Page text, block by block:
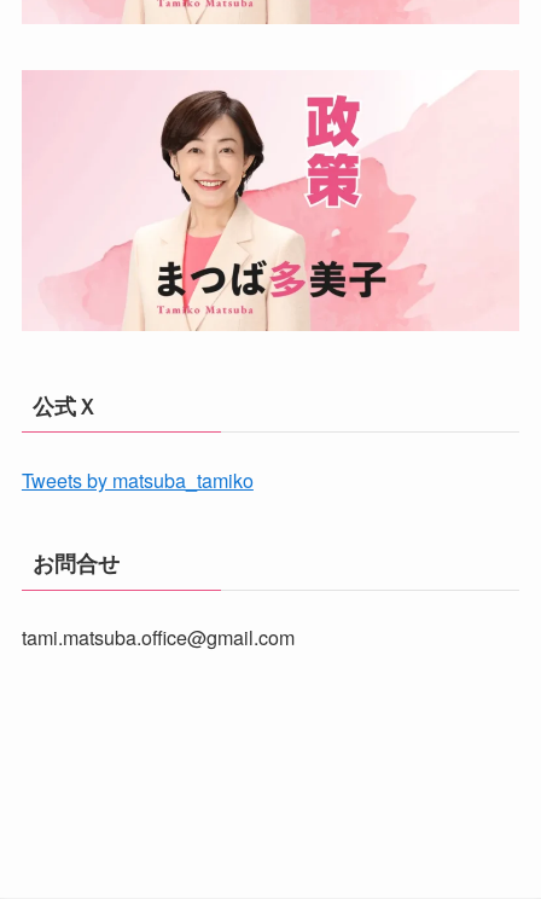
公式Ｘ
Tweets by matsuba_tamiko
お問合せ
tami.matsuba.office@gmail.com